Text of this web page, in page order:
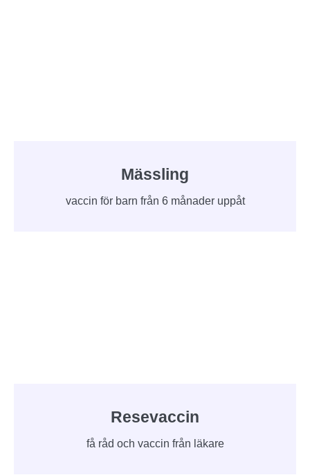
Mässling
vaccin för barn från 6 månader uppåt
Resevaccin
få råd och vaccin från läkare